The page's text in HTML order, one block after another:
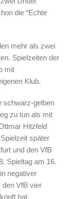
die “Echte
mehr als zwei
Spielzeiten der
mit
Klub.
schwarz-gelben
zu tun als mit
Hitzfeld
später
und den VfB
Spieltag am 16.
negativer
den VfB vier
hat.